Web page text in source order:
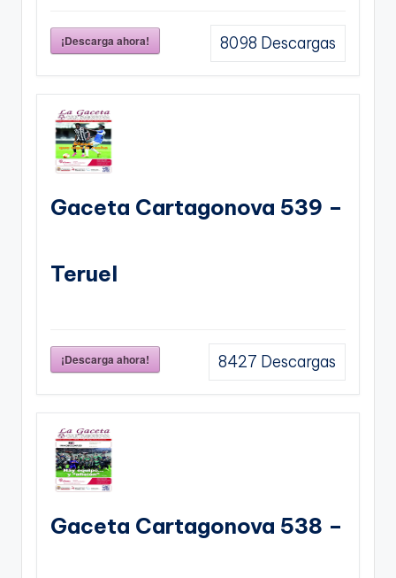
¡Descarga ahora! 8098 Descargas
Gaceta Cartagonova 539 –
Teruel
¡Descarga ahora! 8427 Descargas
Gaceta Cartagonova 538 –